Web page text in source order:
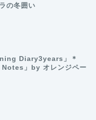
の冬囲い
Diary3years」＊
Notes」by オレンジペー